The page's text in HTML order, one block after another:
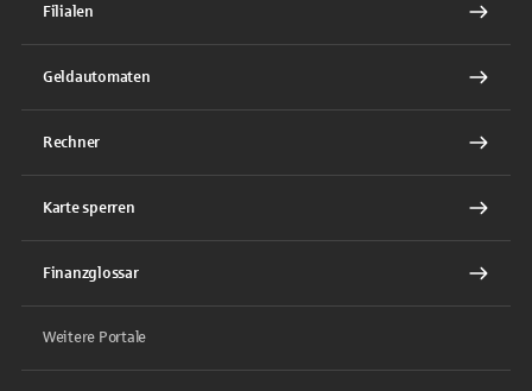
Filialen
Geldautomaten
Rechner
Karte sperren
Finanzglossar
Weitere Portale